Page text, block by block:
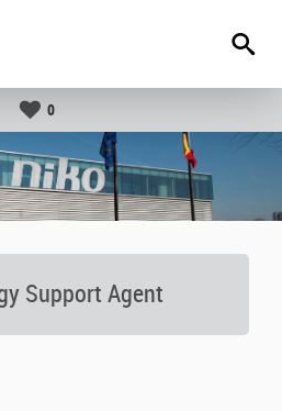
0
Support Agent